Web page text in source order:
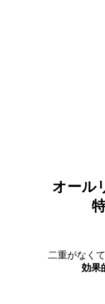
オール
二重がなく
効果